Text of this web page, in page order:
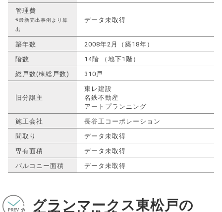
管理費
※最新売出事例より算
出
データ未取得
築年数
2008年2月（築18年）
階数
14階 （地下1階）
総戸数(棟総戸数)
310戸
旧分譲主
東レ建設
名鉄不動産
アートプランニング
施工会社
長谷工コーポレーション
間取り
データ未取得
専有面積
データ未取得
バルコニー面積
データ未取得
グランマークス東松戸の